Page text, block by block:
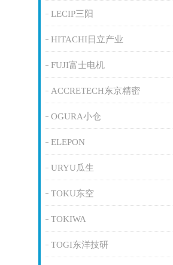
LECIP三阳
HITACHI日立产业
FUJI富士电机
ACCRETECH东京精密
OGURA小仓
ELEPON
URYU瓜生
TOKU东空
TOKIWA
TOGI东洋技研